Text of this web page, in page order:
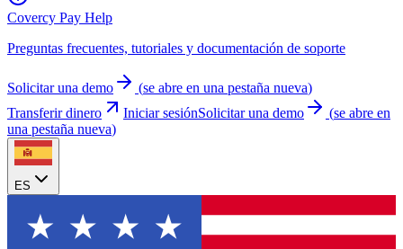
Covercy Pay Help
Preguntas frecuentes, tutoriales y documentación de soporte
Solicitar una demo (se abre en una pestaña nueva)
Transferir dinero
Iniciar sesiónSolicitar una demo (se abre en
una pestaña nueva)
ES